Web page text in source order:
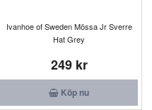
Ivanhoe of Sweden Mössa Jr Sverre
Hat Grey
249 kr
Köp nu